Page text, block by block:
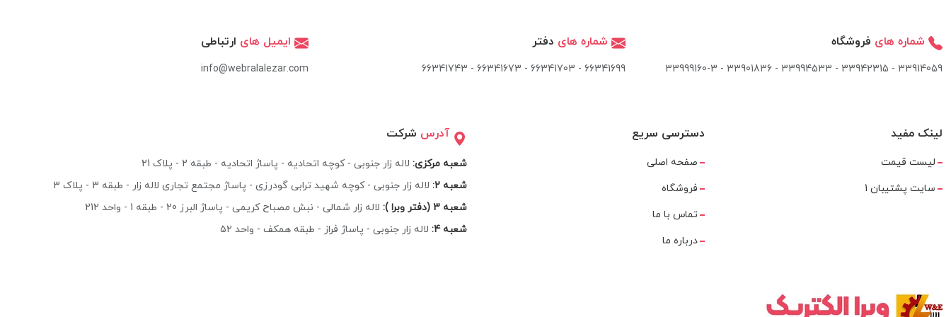
شماره های فروشگاه
33914059 - 33942315 - 33994533 - 33901836 - 33999160-3 ​
شماره های دفتر
66341699 - 66341703 - 66341673 - 66341743
ایمیل های ارتباطی
info@webralalezar.com
لینک مفید
لیست قیمت
سایت پشتیبان 1
دسترسی سریع
صفحه اصلی
فروشگاه
تماس با ما
درباره ما
آدرس شرکت
شعبه مرکزی: لاله زار جنوبی - کوچه اتحادیه - پاساژ اتحادیه - طبقه 2 - پلاک 21
شعبه 2:
لاله زار جنوبی - کوچه شهید ترابی گودرزی - پاساژ مجتمع تجاری لاله زار - طبقه 3 - پلاک 3
شعبه 3 (دفتر وبرا ):
لاله زار شمالی - نبش مصباح کریمی - پاساژ البرز 20 - طبقه 1 - واحد 212
شعبه 4:
لاله زار جنوبی - پاساژ فراز - طبقه همکف - واحد ۵۲